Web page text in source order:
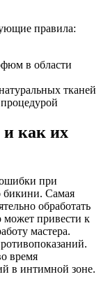
правила:
в области
тканей
как их
при
бикини. Самая
обработать
может привести к
мастера.
время
в интимной зоне.